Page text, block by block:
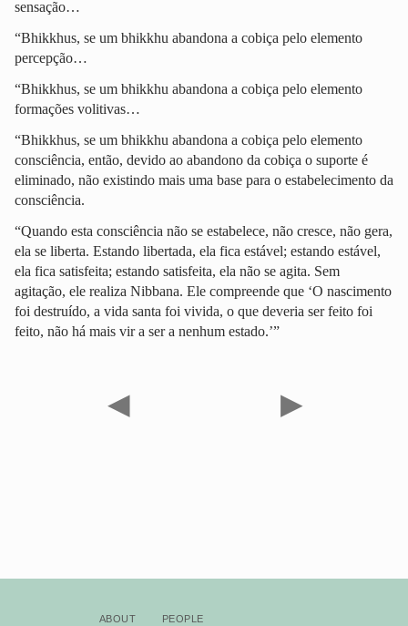
sensação…
“Bhikkhus, se um bhikkhu abandona a cobiça pelo elemento
percepção…
“Bhikkhus, se um bhikkhu abandona a cobiça pelo elemento
formações volitivas…
“Bhikkhus, se um bhikkhu abandona a cobiça pelo elemento
consciência, então, devido ao abandono da cobiça o suporte é
eliminado, não existindo mais uma base para o estabelecimento da
consciência.
“Quando esta consciência não se estabelece, não cresce, não gera,
ela se liberta. Estando libertada, ela fica estável; estando estável,
ela fica satisfeita; estando satisfeita, ela não se agita. Sem
agitação, ele realiza Nibbana. Ele compreende que ‘O nascimento
foi destruído, a vida santa foi vivida, o que deveria ser feito foi
feito, não há mais vir a ser a nenhum estado.’”
◀ ▶
About People